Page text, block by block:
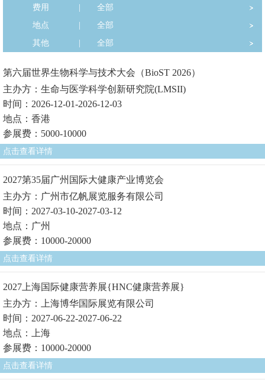
费用
全部
地点
全部
其他
全部
第六届世界生物科学与技术大会（BioST 2026）
主办方：生命与医学科学创新研究院(LMSII)
时间：2026-12-01-2026-12-03
地点：香港
参展费：5000-10000
点击查看详情
2027第35届广州国际大健康产业博览会
主办方：广州市亿帆展览服务有限公司
时间：2027-03-10-2027-03-12
地点：广州
参展费：10000-20000
点击查看详情
2027上海国际健康营养展{HNC健康营养展}
主办方：上海博华国际展览有限公司
时间：2027-06-22-2027-06-22
地点：上海
参展费：10000-20000
点击查看详情